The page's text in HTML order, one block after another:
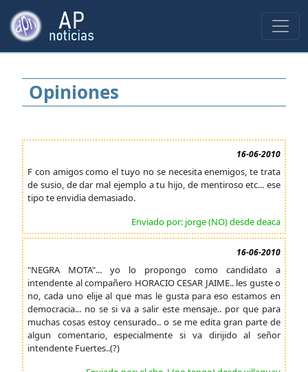
Opiniones
16-06-2010
F con amigos como el tuyo no se necesita enemigos, te trata
de susio, de dar mal ejemplo a tu hijo, de mentiroso etc... ese
tipo te envidia demasiado.
Enviado por: jorge (NO) desde deaca
16-06-2010
"NEGRA MOTA"... yo lo propongo como candidato a
intendente al compañero HORACIO CESAR JAIME.. les guste o
no, cada uno elije al que mas le gusta para eso estamos en
democracia... no se si va a salir este mensaje.. por que para
muchas cosas estoy censurado.. o se me edita gran parte de
algun comentario, especialmente si va dirijido al señor
intendente Fuertes..(?)